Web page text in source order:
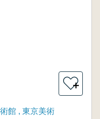
＋
館 , 東京美術